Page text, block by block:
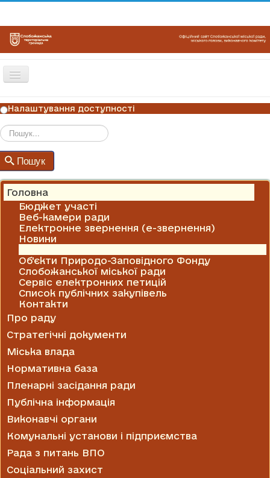
Перемикач
ГОЛОВНА
НОВИНИ
ОГОЛОШЕННЯ
ГРАФІКИ ПРИЙОМУ
КОНТАКТИ
Налаштування доступності
Пошук
Головна
Бюджет участі
Веб-камери ради
Електронне звернення (е-звернення)
Новини
Об'єкти Природо-Заповідного Фонду
Слобожанської міської ради
Сервіс електронних петицій
Список публічних закупівель
Контакти
Про раду
Стратегічні документи
Міська влада
Нормативна база
Пленарні засідання ради
Публічна інформація
Виконавчі органи
Комунальні установи і підприємства
Рада з питань ВПО
Соціальний захист